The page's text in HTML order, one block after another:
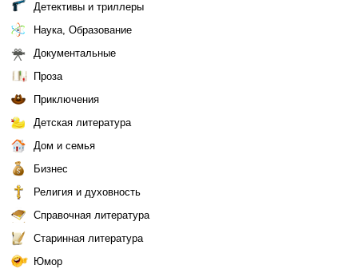
Детективы и триллеры
Наука, Образование
Документальные
Проза
Приключения
Детская литература
Дом и семья
Бизнес
Религия и духовность
Справочная литература
Старинная литература
Юмор